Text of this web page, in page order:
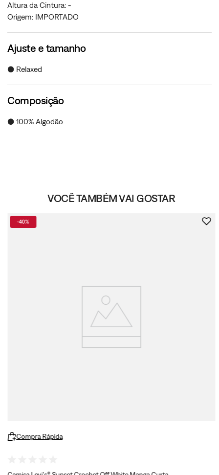
Altura da Cintura: -
Origem: IMPORTADO
Ajuste e tamanho
● Relaxed
Composição
● 100% Algodão
VOCÊ TAMBÉM VAI GOSTAR
-40%
Compra Rápida